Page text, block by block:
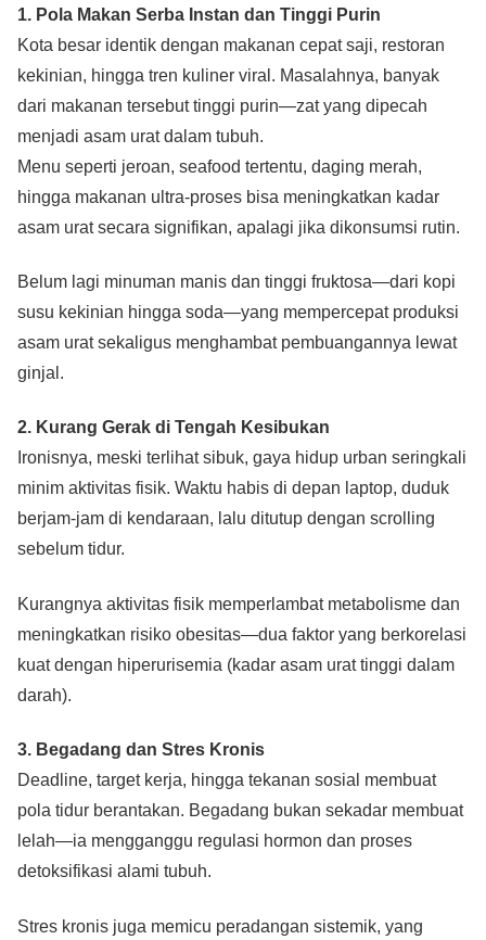
1. Pola Makan Serba Instan dan Tinggi Purin
Kota besar identik dengan makanan cepat saji, restoran
kekinian, hingga tren kuliner viral. Masalahnya, banyak
dari makanan tersebut tinggi purin—zat yang dipecah
menjadi asam urat dalam tubuh.
Menu seperti jeroan, seafood tertentu, daging merah,
hingga makanan ultra-proses bisa meningkatkan kadar
asam urat secara signifikan, apalagi jika dikonsumsi rutin.
Belum lagi minuman manis dan tinggi fruktosa—dari kopi
susu kekinian hingga soda—yang mempercepat produksi
asam urat sekaligus menghambat pembuangannya lewat
ginjal.
2. Kurang Gerak di Tengah Kesibukan
Ironisnya, meski terlihat sibuk, gaya hidup urban seringkali
minim aktivitas fisik. Waktu habis di depan laptop, duduk
berjam-jam di kendaraan, lalu ditutup dengan scrolling
sebelum tidur.
Kurangnya aktivitas fisik memperlambat metabolisme dan
meningkatkan risiko obesitas—dua faktor yang berkorelasi
kuat dengan hiperurisemia (kadar asam urat tinggi dalam
darah).
3. Begadang dan Stres Kronis
Deadline, target kerja, hingga tekanan sosial membuat
pola tidur berantakan. Begadang bukan sekadar membuat
lelah—ia mengganggu regulasi hormon dan proses
detoksifikasi alami tubuh.
Stres kronis juga memicu peradangan sistemik, yang